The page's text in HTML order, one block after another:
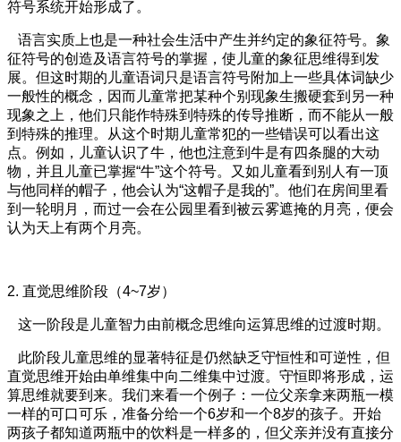
符号系统开始形成了。
语言实质上也是一种社会生活中产生并约定的象征符号。象
征符号的创造及语言符号的掌握，使儿童的象征思维得到发
展。但这时期的儿童语词只是语言符号附加上一些具体词缺少
一般性的概念，因而儿童常把某种个别现象生搬硬套到另一种
现象之上，他们只能作特殊到特殊的传导推断，而不能从一般
到特殊的推理。从这个时期儿童常犯的一些错误可以看出这
点。例如，儿童认识了牛，他也注意到牛是有四条腿的大动
物，并且儿童已掌握“牛”这个符号。又如儿童看到别人有一顶
与他同样的帽子，他会认为“这帽子是我的”。他们在房间里看
到一轮明月，而过一会在公园里看到被云雾遮掩的月亮，便会
认为天上有两个月亮。
2. 直觉思维阶段（4~7岁）
这一阶段是儿童智力由前概念思维向运算思维的过渡时期。
此阶段儿童思维的显著特征是仍然缺乏守恒性和可逆性，但
直觉思维开始由单维集中向二维集中过渡。守恒即将形成，运
算思维就要到来。我们来看一个例子：一位父亲拿来两瓶一模
一样的可口可乐，准备分给一个6岁和一个8岁的孩子。开始
两孩子都知道两瓶中的饮料是一样多的，但父亲并没有直接分